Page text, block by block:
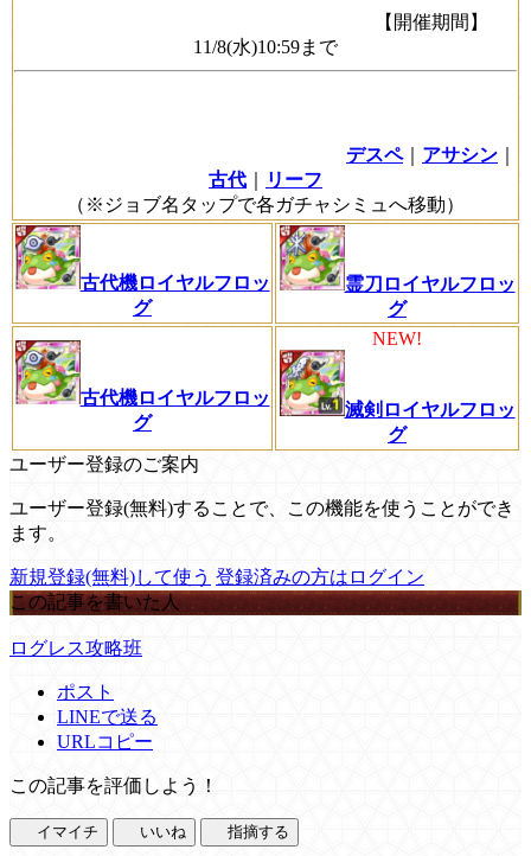
【開催期間】
11/8(水)10:59まで
デスペ｜ アサシン
古代
リーフ
（※ジョブ名タップで各ガチャシミュへ移動）
古代機ロイヤルフロッ
グ
霊刀ロイヤルフロッ
グ
古代機ロイヤルフロッ
グ
NEW!
滅剣ロイヤルフロッ
グ
ユーザー登録のご案内
ユーザー登録(無料)することで、この機能を使うことができ
ます。
新規登録(無料)して使う 登録済みの方はログイン
この記事を書いた人
ログレス攻略班
ポスト
LINEで送る
URLコピー
この記事を評価しよう！
イマイチ いいね 指摘する